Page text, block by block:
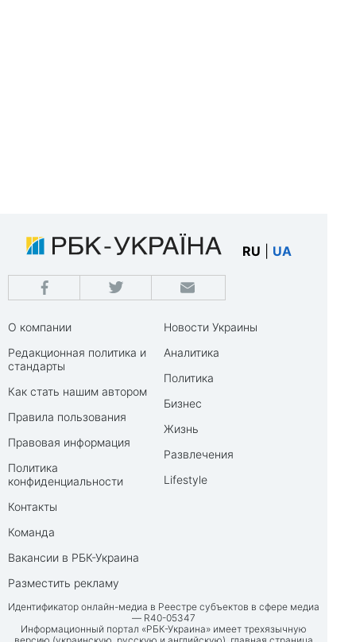
RU UA
О компании
Редакционная политика и
стандарты
Как стать нашим автором
Правила пользования
Правовая информация
Политика
конфиденциальности
Контакты
Команда
Вакансии в РБК-Украина
Разместить рекламу
Новости Украины
Аналитика
Политика
Бизнес
Жизнь
Развлечения
Lifestyle
Идентификатор онлайн-медиа в Реестре субъектов в сфере медиа
— R40-05347
Информационный портал «РБК-Украина» имеет трехязычную